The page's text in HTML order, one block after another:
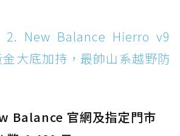
14. SKECHERS BADGER
：一踩即穿懶人神器！搭載固特
水厚底健走鞋
Brooks Cascadia 19 GTX：注
New Balance Hierro v9
金大底加持，最帥山系越野防
Balance 官網及指定門市